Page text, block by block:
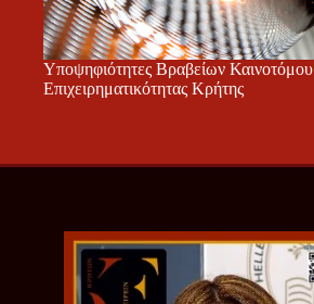
Υποψηφιότητες Βραβείων Καινοτόμου
Επιχειρηματικότητας Κρήτης